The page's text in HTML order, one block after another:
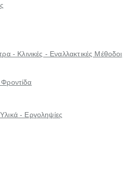
- Κλινικές - Εναλλακτικές Μέθοδοι
Φροντίδα
- Εργοληψίες